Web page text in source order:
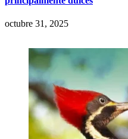
octubre 31, 2025